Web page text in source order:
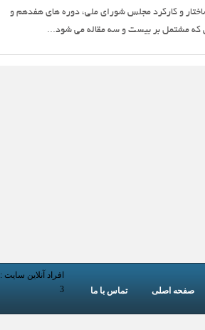
ماه 1392 با موضوع «نگاهی به ساختار و کارکرد مجلس شورای ملی، دوره های هفدهم و
که مشتمل بر بیست و سه مقاله می شود...
صفحه اصلی تماس با ما
افراد آنلاین سایت :
3